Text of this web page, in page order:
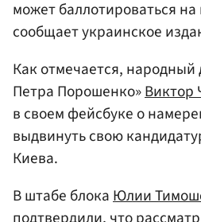
может баллотироваться
сообщает украинское
Как отмечается, народный
Петра Порошенко»Виктор
в своем фейсбуке о
выдвинуть свою
Киева.
В штабе блокаЮлии